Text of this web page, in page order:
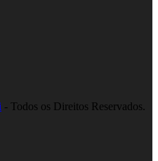
- Todos os Direitos Reservados.